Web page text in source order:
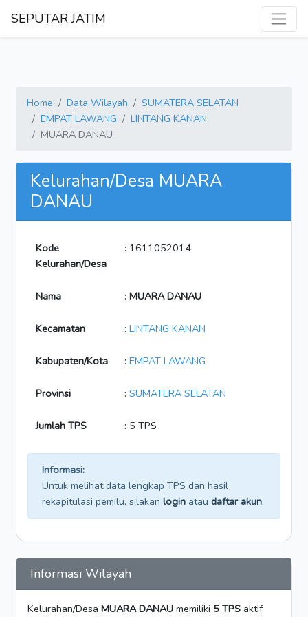
SEPUTAR JATIM
Home Data Wilayah
SUMATERA SELATAN
EMPAT LAWANG
LINTANG KANAN
MUARA DANAU
Kelurahan/Desa MUARA
DANAU
Kode
Kelurahan/Desa
: 1611052014
Nama : MUARA DANAU
Kecamatan : LINTANG KANAN
Kabupaten/Kota : EMPAT LAWANG
Provinsi : SUMATERA SELATAN
Jumlah TPS : 5 TPS
Informasi:
Untuk melihat data lengkap TPS dan hasil
rekapitulasi pemilu, silakan login atau daftar akun.
Informasi Wilayah
Kelurahan/Desa MUARA DANAU memiliki 5 TPS aktif